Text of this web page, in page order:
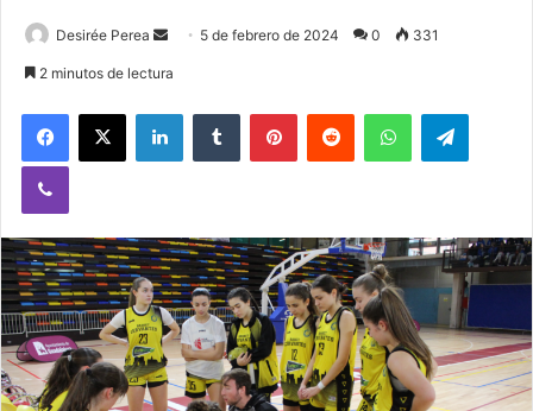
Desirée Perea
m
a
i
l
5 de febrero de 2024 0 331
2 minutos de lectura